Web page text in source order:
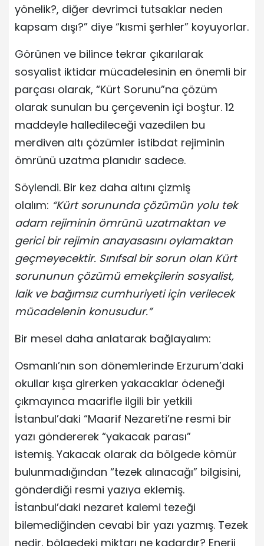
yönelik?, diğer devrimci tutsaklar neden
kapsam dışı?” diye “kısmi şerhler” koyuyorlar.
Görünen ve bilince tekrar çıkarılarak
sosyalist iktidar mücadelesinin en önemli bir
parçası olarak, “Kürt Sorunu”na çözüm
olarak sunulan bu çerçevenin içi boştur. 12
maddeyle halledileceği vazedilen bu
merdiven altı çözümler istibdat rejiminin
ömrünü uzatma planıdır sadece.
Söylendi. Bir kez daha altını çizmiş
olalım: “Kürt sorununda çözümün yolu tek
adam rejiminin ömrünü uzatmaktan ve
gerici bir rejimin anayasasını oylamaktan
geçmeyecektir. Sınıfsal bir sorun olan Kürt
sorununun çözümü emekçilerin sosyalist,
laik ve bağımsız cumhuriyeti için verilecek
mücadelenin konusudur.”
Bir mesel daha anlatarak bağlayalım:
Osmanlı’nın son dönemlerinde Erzurum’daki
okullar kışa girerken yakacaklar ödeneği
çıkmayınca maarifle ilgili bir yetkili
İstanbul’daki “Maarif Nezareti’ne resmi bir
yazı göndererek “yakacak parası”
istemiş. Yakacak olarak da bölgede kömür
bulunmadığından “tezek alınacağı” bilgisini,
gönderdiği resmi yazıya eklemiş.
İstanbul’daki nezaret kalemi tezeği
bilemediğinden cevabi bir yazı yazmış. Tezek
nedir, bölgedeki miktarı ne kadardır? Enerji